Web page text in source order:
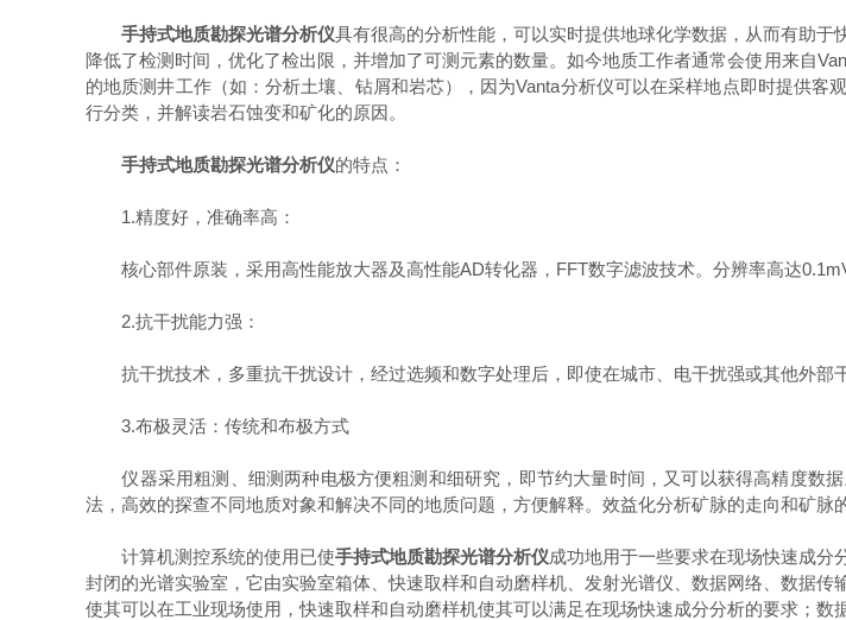
手持式地质勘探光谱分析仪具有很高的分析性能，可以实时提供地球化学数据，从而有助
降低了检测时间，优化了检出限，并增加了可测元素的数量。如今地质工作者通常会使用来自
的地质测井工作（如：分析土壤、钻屑和岩芯），因为Vanta分析仪可以在采样地点即时提供
行分类，并解读岩石蚀变和矿化的原因。
手持式地质勘探光谱分析仪的特点：
1.精度好，准确率高：
核心部件原装，采用高性能放大器及高性能AD转化器，FFT数字滤波技术。分辨率高达
2.抗干扰能力强：
抗干扰技术，多重抗干扰设计，经过选频和数字处理后，即使在城市、电干扰强或其他外部
3.布极灵活：传统和布极方式
仪器采用粗测、细测两种电极方便粗测和细研究，即节约大量时间，又可以获得高精度数
法，高效的探查不同地质对象和解决不同的地质问题，方便解释。效益化分析矿脉的走向和矿脉
计算机测控系统的使用已使手持式地质勘探光谱分析仪成功地用于一些要求在现场快速成分
封闭的光谱实验室，它由实验室箱体、快速取样和自动磨样机、发射光谱仪、数据网络、数据
使其可以在工业现场使用，快速取样和自动磨样机使其可以满足在现场快速成分分析的要求；数